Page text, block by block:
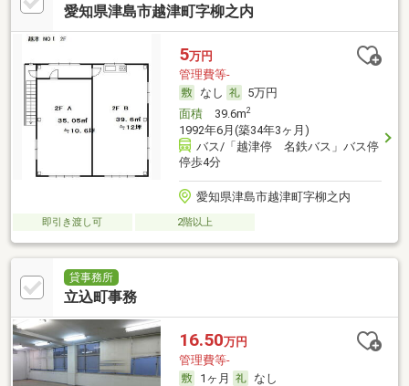
愛知県津島市越津町字柳之内
5万円
管理費等-
なし
5万円
面積39.6m2
1992年6月(築34年3ヶ月)
バス/「越津停 名鉄バス」バス停
停歩4分
愛知県津島市越津町字柳之内
即引き渡し可 2階以上
貸事務所
立込町事務
16.50万円
管理費等-
1ヶ月
なし